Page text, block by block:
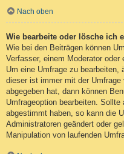
Nach oben
Wie bearbeite oder lösche ich
Wie bei den Beiträgen können
Verfasser, einem Moderator
Um eine Umfrage zu bearbeiten,
dieser ist immer mit der
abgegeben hat, dann können
Umfrageoption bearbeiten.
abgestimmt haben, so kann die
Administratoren geändert oder
Manipulation von laufenden